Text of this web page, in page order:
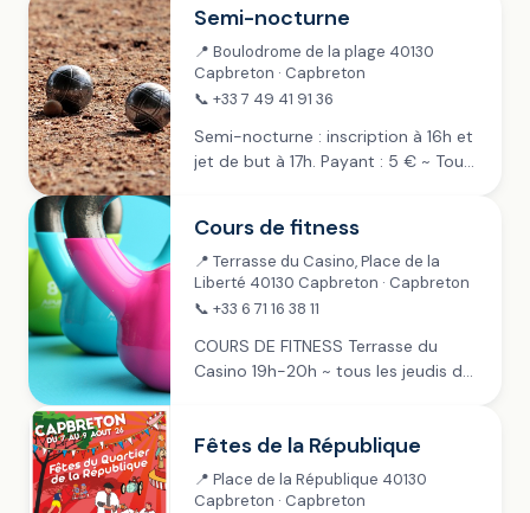
à 15h Payant : 4 €...
Semi-nocturne
📍 Boulodrome de la plage 40130
Capbreton · Capbreton
📞 +33 7 49 41 91 36
Semi-nocturne : inscription à 16h et
jet de but à 17h. Payant : 5 € ~ Tout
Cours de fitness
📍 Terrasse du Casino, Place de la
Liberté 40130 Capbreton · Capbreton
📞 +33 6 71 16 38 11
COURS DE FITNESS Terrasse du
Casino 19h-20h ~ tous les jeudis de
90 €...
Fêtes de la République
📍 Place de la République 40130
Capbreton · Capbreton